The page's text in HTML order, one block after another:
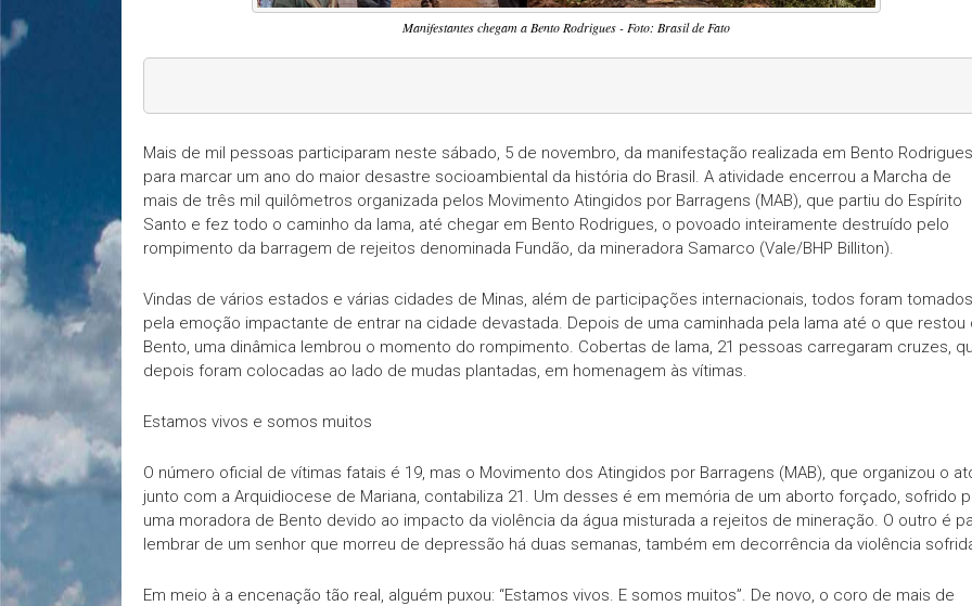
Manifestantes chegam a Bento Rodrigues - Foto: Brasil de Fato
Mais de mil pessoas participaram neste sábado, 5 de novembro, da manifestação realizada em Bento Rodrigues
para marcar um ano do maior desastre socioambiental da história do Brasil. A atividade encerrou a Marcha de
mais de três mil quilômetros organizada pelos Movimento Atingidos por Barragens (MAB), que partiu do Espírito
Santo e fez todo o caminho da lama, até chegar em Bento Rodrigues, o povoado inteiramente destruído pelo
rompimento da barragem de rejeitos denominada Fundão, da mineradora Samarco (Vale/BHP Billiton).
Vindas de vários estados e várias cidades de Minas, além de participações internacionais, todos foram tomados
pela emoção impactante de entrar na cidade devastada. Depois de uma caminhada pela lama até o que restou
Bento, uma dinâmica lembrou o momento do rompimento. Cobertas de lama, 21 pessoas carregaram cruzes,
depois foram colocadas ao lado de mudas plantadas, em homenagem às vítimas.
Estamos vivos e somos muitos
O número oficial de vítimas fatais é 19, mas o Movimento dos Atingidos por Barragens (MAB), que organizou o
junto com a Arquidiocese de Mariana, contabiliza 21. Um desses é em memória de um aborto forçado, sofrido
uma moradora de Bento devido ao impacto da violência da água misturada a rejeitos de mineração. O outro é
lembrar de um senhor que morreu de depressão há duas semanas, também em decorrência da violência
Em meio à a encenação tão real, alguém puxou: “Estamos vivos. E somos muitos”. De novo, o coro de mais de